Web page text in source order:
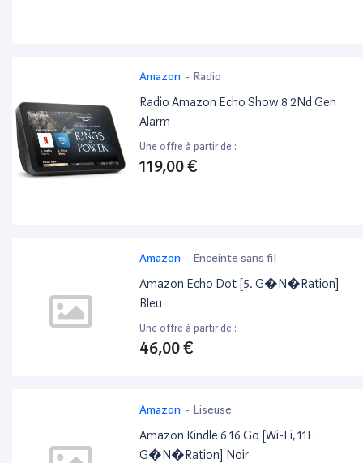
Amazon - Radio
Radio Amazon Echo Show 8 2Nd Gen
Alarm
Une offre à partir de :
119,00 €
Amazon - Enceinte sans fil
Amazon Echo Dot [5. G�N�Ration]
Bleu
Une offre à partir de :
46,00 €
Amazon - Liseuse
Amazon Kindle 6 16 Go [Wi-Fi, 11E
G�N�Ration] Noir